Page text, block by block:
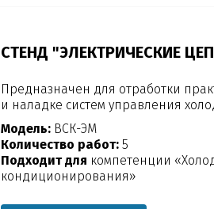
СТЕНД "ЭЛЕКТРИЧЕСКИЕ
Предназначен для отработки
и наладке систем управления
Модель: ВСК-ЭМ
Количество работ: 5
Подходит для компетенции
кондиционирования»